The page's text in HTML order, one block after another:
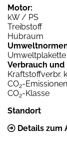
Motor:
kW / PS
Treibstoff
Hubraum
Umweltplakette
Verbrauch und
Kraftstoffverbr.
CO2-
CO2-Klasse
Standort
Details zum